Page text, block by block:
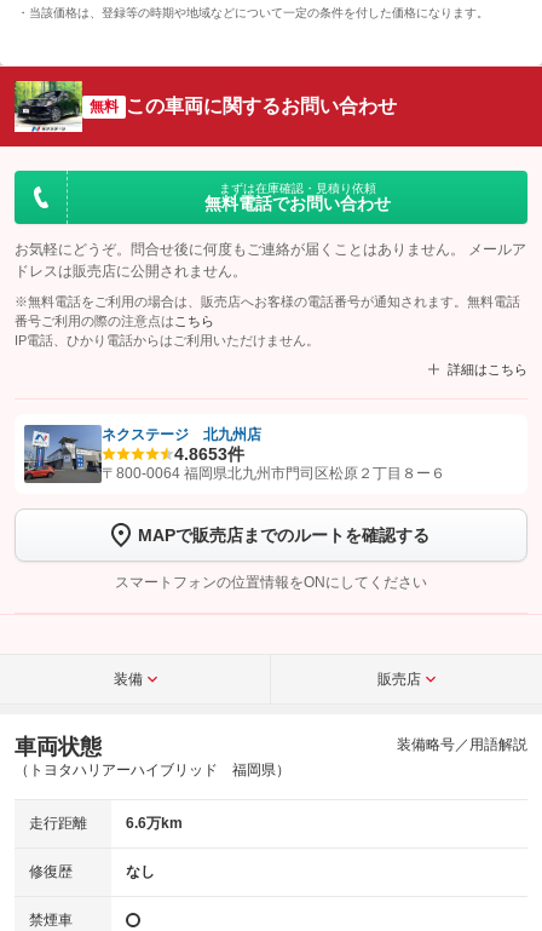
当該価格は、登録等の時期や地域などについて一定の条件を付した価格になります。
無料 この車両に関するお問い合わせ
まずは在庫確認・見積り依頼
無料電話でお問い合わせ
お気軽にどうぞ。問合せ後に何度もご連絡が届くことはありません。 メールア
ドレスは販売店に公開されません。
※無料電話をご利用の場合は、販売店へお客様の電話番号が通知されます。無料電話
番号ご利用の際の注意点は こちら
IP電話、ひかり電話からはご利用いただけません。
詳細はこちら
【STEP1】認証画面でグーネットを友だち追加してから「許可する」ボタンを押
トーク画面で
ボタンをタップして問い合わせを
完了してください。
こちら
ネクステージ 北九州店
4.8653件
〒800-0064 福岡県北九州市門司区松原２丁目８ー６
MAPで販売店までのルートを確認する
スマートフォンの位置情報をONにしてください
装備 販売店
車両状態
（トヨタハリアーハイブリッド 福岡県）
装備略号／用語解説
走行距離 6.6万km
修復歴 なし
禁煙車